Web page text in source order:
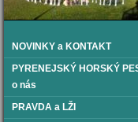
NOVINKY a KONTAKT
PYRENEJSKÝ HORSKÝ
o nás
PRAVDA a LŽI